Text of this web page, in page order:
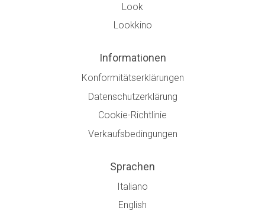
Look
Lookkino
Informationen
Konformitätserklärungen
Datenschutzerklärung
Cookie-Richtlinie
Verkaufsbedingungen
Sprachen
Italiano
English